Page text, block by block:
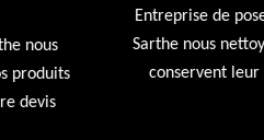
Entreprise de pose et
Sarthe nous nettoyons vos
conservent leur utilités
Voir